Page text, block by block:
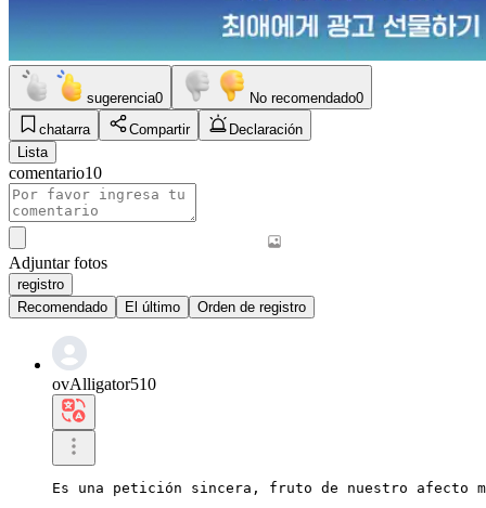
sugerencia0 No recomendado0
chatarra
Compartir
Declaración
Lista
comentario10
Adjuntar fotos
registro
Recomendado
El último Orden de registro
ovAlligator510
Es una petición sincera, fruto de nuestro afecto